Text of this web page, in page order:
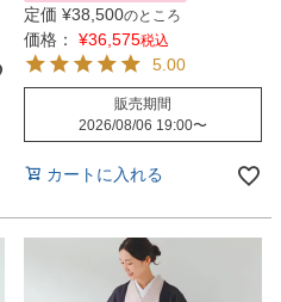
定価 ¥38,500のところ
価格： ¥36,575税込
5.00
販売期間
2026/08/06 19:00〜
カートに入れる